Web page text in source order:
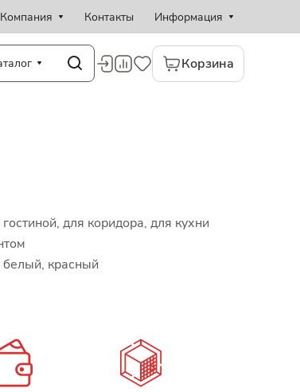
Компания Контакты Информация
Корзина
для коридора, для кухни
красный